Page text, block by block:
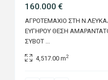
160.000 €
ΑΓΡΟΤΕΜΑΧΙΟ ΣΤΗ
ΕΥΓΗΡΟΥ ΘΕΣΗ
ΣΥΒΟΤ ...
4,517.00 m2